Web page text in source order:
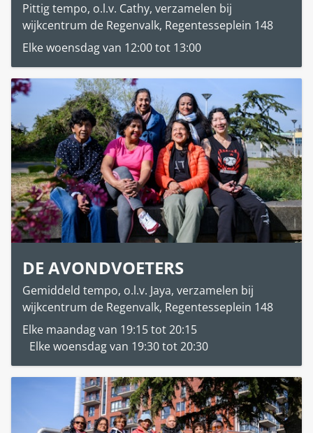
Pittig tempo, o.l.v. Cathy, verzamelen bij
wijkcentrum de Regenvalk, Regentesseplein 148
Elke woensdag van 12:00 tot 13:00
DE AVONDVOETERS
Gemiddeld tempo, o.l.v. Jaya, verzamelen bij
wijkcentrum de Regenvalk, Regentesseplein 148
Elke maandag van 19:15 tot 20:15
Elke woensdag van 19:30 tot 20:30